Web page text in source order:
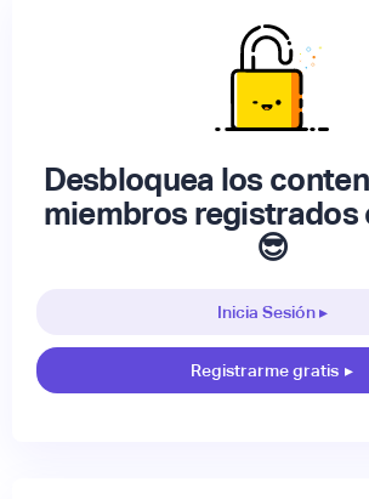
Desbloquea los
miembros registrados
😎
Inicia Sesión ▸
Registrarme gratis ▸